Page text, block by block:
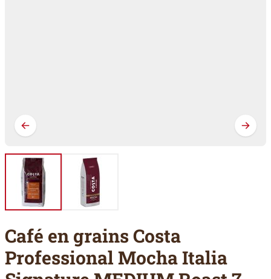
Café en grains Costa
Professional Mocha Italia